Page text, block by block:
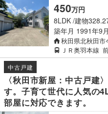
8LDK 建物
築年月 1991年9
秋田県北秋田市
ＪＲ奥羽本線
450万円
中古戸建
〈秋田市新屋：中古戸建
す。子育て世代に人気の
部屋に対応できます。